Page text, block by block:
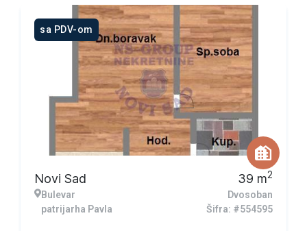
sa PDV-om
Novi Sad
Bulevar
patrijarha Pavla
39 m2
Dvosoban
Šifra: #554595